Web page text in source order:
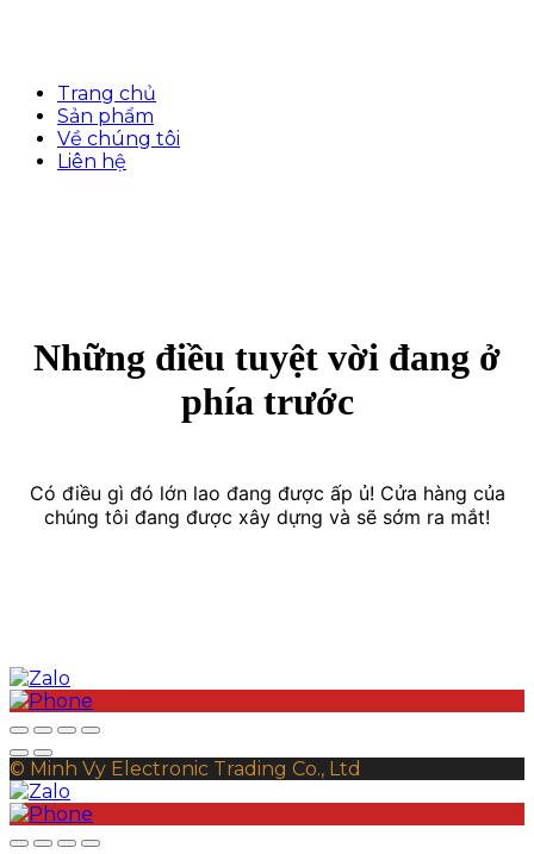
Trang chủ
Sản phẩm
Về chúng tôi
Liên hệ
Những điều tuyệt vời đang ở
phía trước
Có điều gì đó lớn lao đang được ấp ủ! Cửa hàng của
chúng tôi đang được xây dựng và sẽ sớm ra mắt!
© Minh Vy Electronic Trading Co., Ltd